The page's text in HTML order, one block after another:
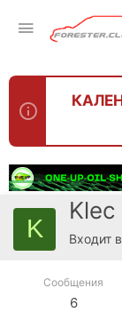
K
Klec
Входит
Сообщения
6